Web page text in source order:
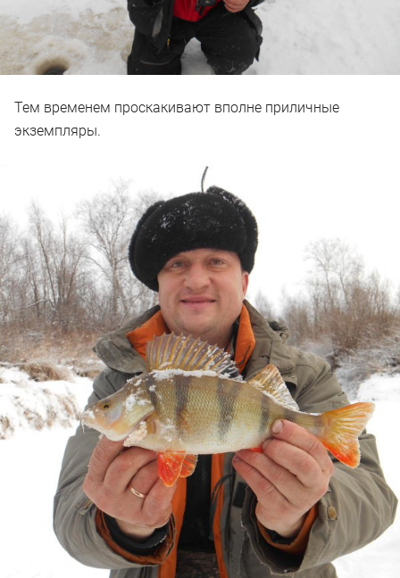
Тем временем проскакивают вполне приличные
экземпляры.